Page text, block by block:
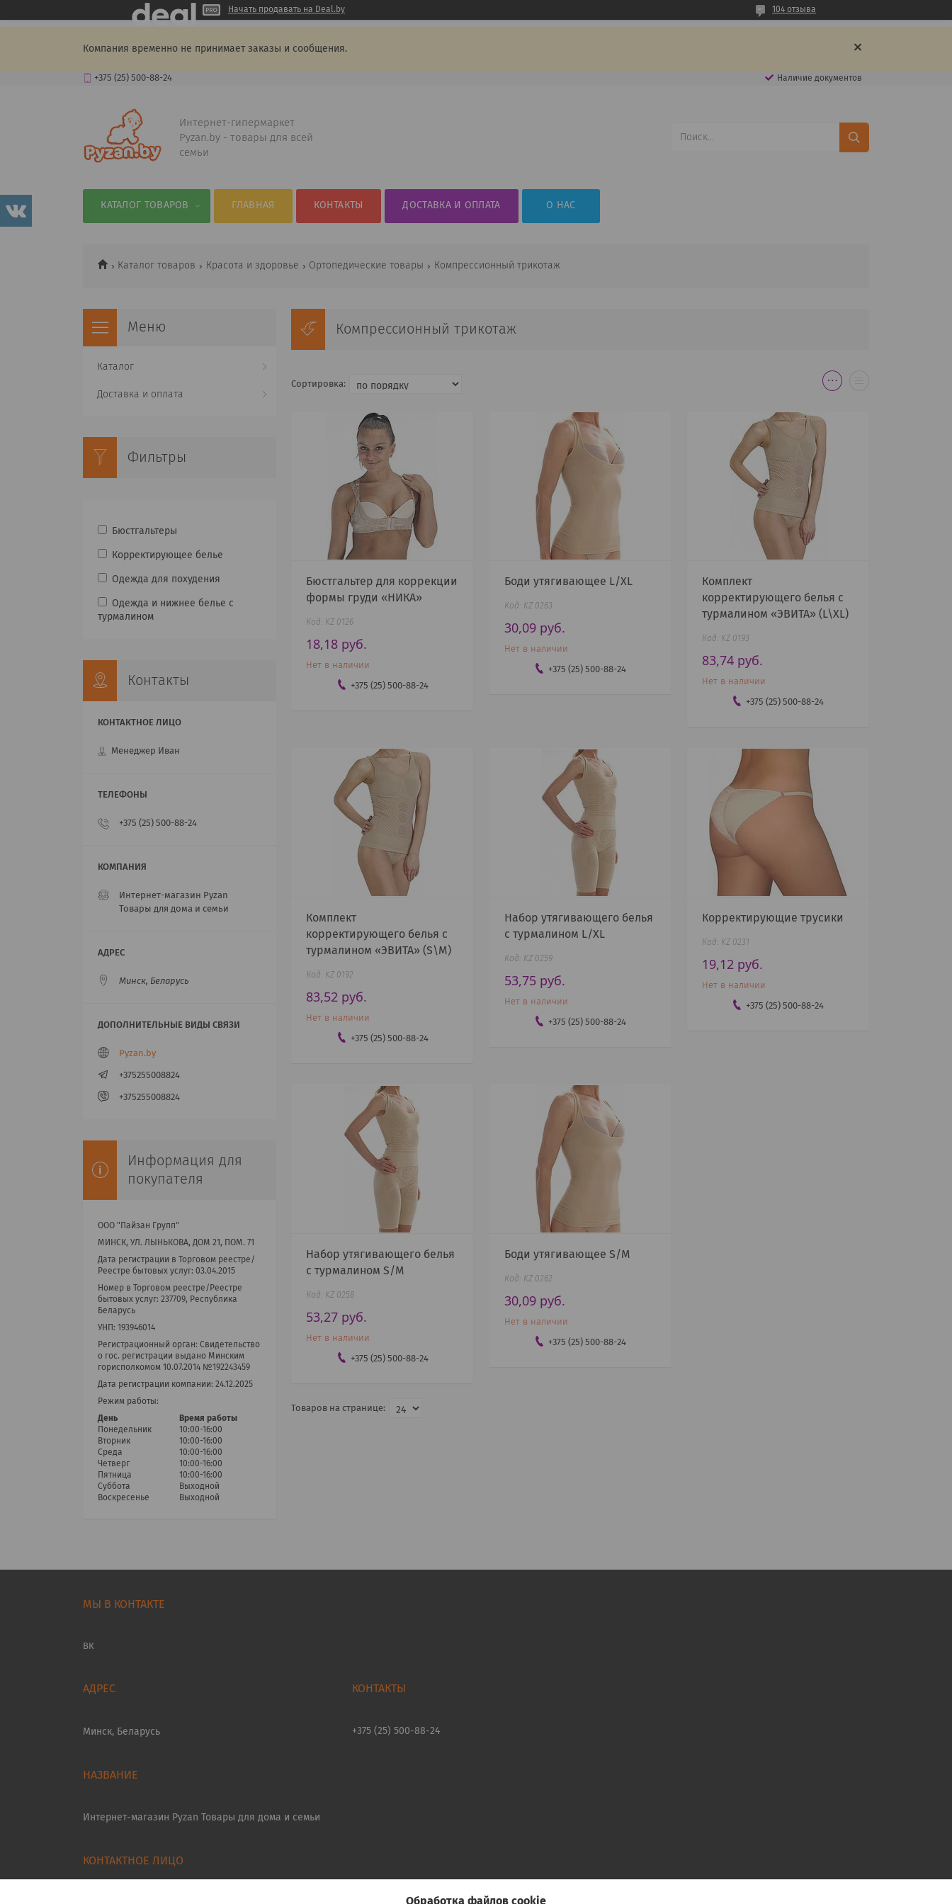
Начать продавать на Deal.by 104 отзыва
Компания временно не принимает заказы и сообщения.
+375 (25) 500-88-24 Наличие документов
Интернет-гипермаркет
Pyzan.by - товары для всей
семьи
КАТАЛОГ ТОВАРОВ ГЛАВНАЯ КОНТАКТЫ ДОСТАВКА И ОПЛАТА О НАС
Каталог товаров Красота и здоровье Ортопедические товары Компрессионный трикотаж
Компрессионный трикотаж
Бюстгальтер для коррекции
формы груди «НИКА»
KZ 0126
18,18 руб.
Нет в наличии
+375 (25) 500-88-24
Боди утягивающее L/XL
KZ 0263
30,09 руб.
Нет в наличии
+375 (25) 500-88-24
Комплект
корректирующего белья с
турмалином «ЭВИТА» (L\XL)
KZ 0193
83,74 руб.
Нет в наличии
+375 (25) 500-88-24
Комплект
корректирующего белья с
турмалином «ЭВИТА» (S\M)
KZ 0192
83,52 руб.
Нет в наличии
+375 (25) 500-88-24
Набор утягивающего белья
с турмалином L/XL
KZ 0259
53,75 руб.
Нет в наличии
+375 (25) 500-88-24
Корректирующие трусики
KZ 0231
19,12 руб.
Нет в наличии
+375 (25) 500-88-24
Набор утягивающего белья
с турмалином S/M
KZ 0258
53,27 руб.
Нет в наличии
+375 (25) 500-88-24
Боди утягивающее S/M
KZ 0262
30,09 руб.
Нет в наличии
+375 (25) 500-88-24
Каталог
Доставка и оплата
Фильтры
Бюстгальтеры
Корректирующее белье
Одежда для похудения
Одежда и нижнее белье с
турмалином
Контакты
Менеджер Иван
+375 (25) 500-88-24
Интернет-магазин Pyzan
Товары для дома и семьи
Минск, Беларусь
Pyzan.by
+375255008824
+375255008824
Информация для
покупателя
ООО "Пайзан Групп"
МИНСК, УЛ. ЛЫНЬКОВА, ДОМ 21, ПОМ. 71
Дата регистрации в Торговом реестре/
Реестре бытовых услуг: 03.04.2015
Номер в Торговом реестре/Реестре
бытовых услуг: 237709, Республика
Беларусь
УНП: 193946014
Регистрационный орган: Cвидетельство
о гос. регистрации выдано Минским
горисполкомом 10.07.2014 №192243459
Дата регистрации компании: 24.12.2025
Режим работы:
День
Время работы
Понедельник
10:00-16:00
Вторник
10:00-16:00
Среда
10:00-16:00
Четверг
10:00-16:00
Пятница
10:00-16:00
Суббота
Выходной
Воскресенье
Выходной
МЫ В КОНТАКТЕ
ВК
Минск, Беларусь
Интернет-магазин Pyzan Товары для дома и семьи
+375 (25) 500-88-24
Обработка файлов cookie